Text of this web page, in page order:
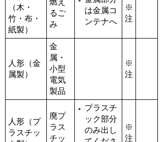
（木・
竹・布・
紙製）
燃え
るご
み
は金属コ
ンテナへ
※
注
人形（金
属製）
金
属・
小型
電気
製品
※
注
人形（プ
ラスチッ
廃プ
ラス
チッ
プラスチ
ック部分
のみ出し
※
注